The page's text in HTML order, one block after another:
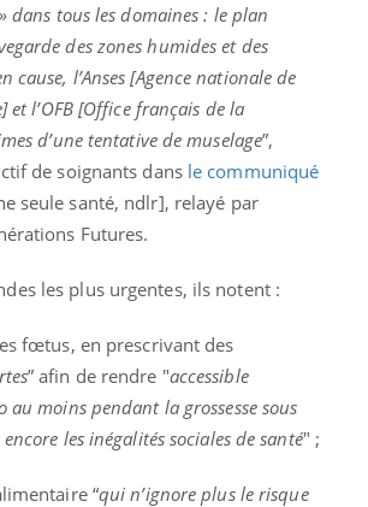
dans tous les domaines : le plan
des zones humides et des
cause, l’Anses [Agence nationale de
et l’OFB [Office français de la
d’une tentative de muselage”,
de soignants dans le communiqué
seule santé, ndlr], relayé par
Futures.
les plus urgentes, ils notent :
fœtus, en prescrivant des
” afin de rendre "accessible
au moins pendant la grossesse sous
les inégalités sociales de santé" ;
“qui n’ignore plus le risque